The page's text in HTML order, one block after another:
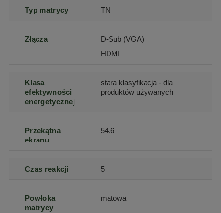
Typ matrycy TN
Złącza
D-Sub (VGA)
HDMI
Klasa
efektywności
energetycznej
stara klasyfikacja - dla
produktów używanych
Przekątna
ekranu
54.6
Czas reakcji 5
Powłoka
matrycy
matowa